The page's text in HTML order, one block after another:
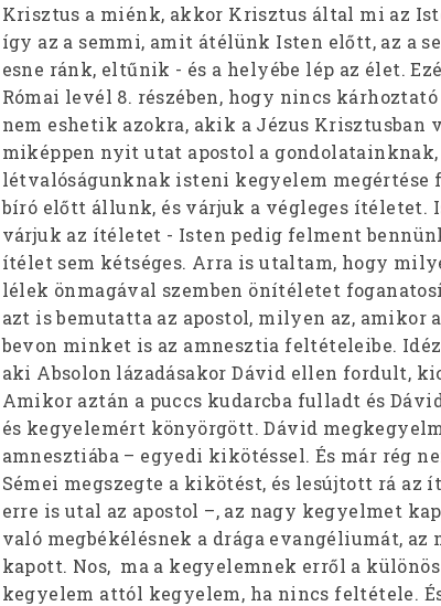
Krisztus a miénk, akkor Krisztus által mi az
így az a semmi, amit átélünk Isten előtt, az a
esne ránk, eltűnik - és a helyébe lép az élet.
Római levél 8. részében, hogy nincs
nem eshetik azokra, akik a Jézus
miképpen nyit utat apostol a gondolatainknak,
létvalóságunknak isteni kegyelem megértése
bíró előtt állunk, és várjuk a végleges ítéletet.
várjuk az ítéletet - Isten pedig felment
ítélet sem kétséges. Arra is utaltam, hogy
lélek önmagával szemben önítéletet
azt is bemutatta az apostol, milyen az, amikor
bevon minket is az amnesztia feltételeibe.
aki Absolon lázadásakor Dávid ellen fordult,
Amikor aztán a puccs kudarcba fulladt és
és kegyelemért könyörgött. Dávid
amnesztiába – egyedi kikötéssel. És már rég
Sémei megszegte a kikötést, és lesújtott rá
erre is utal az apostol –, az nagy kegyelmet
való megbékélésnek a drága evangéliumát,
kapott. Nos, ma a kegyelemnek erről a
kegyelem attól kegyelem, ha nincs feltétele.